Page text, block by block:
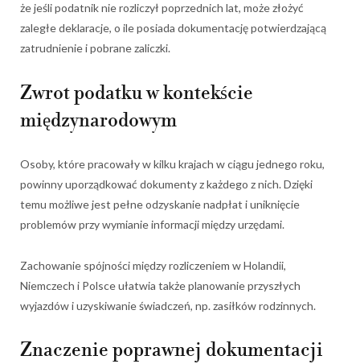
że jeśli podatnik nie rozliczył poprzednich lat, może złożyć
zaległe deklaracje, o ile posiada dokumentację potwierdzającą
zatrudnienie i pobrane zaliczki.
Zwrot podatku w kontekście
międzynarodowym
Osoby, które pracowały w kilku krajach w ciągu jednego roku,
powinny uporządkować dokumenty z każdego z nich. Dzięki
temu możliwe jest pełne odzyskanie nadpłat i uniknięcie
problemów przy wymianie informacji między urzędami.
Zachowanie spójności między rozliczeniem w Holandii,
Niemczech i Polsce ułatwia także planowanie przyszłych
wyjazdów i uzyskiwanie świadczeń, np. zasiłków rodzinnych.
Znaczenie poprawnej dokumentacji